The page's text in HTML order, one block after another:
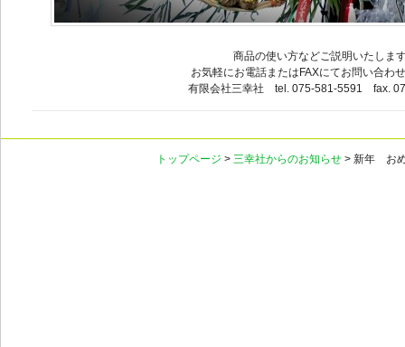
商品の使い方などご説明いたしま
お気軽にお電話またはFAXにてお問い合わ
有限会社三幸社 tel. 075-581-5591 fax.
トップページ > 三幸社からのお知らせ > 新年 お